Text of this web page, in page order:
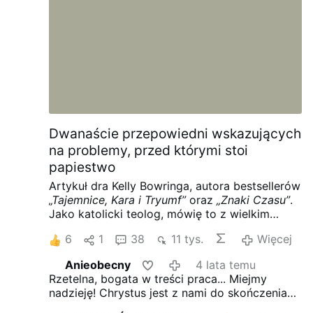
Dwanaście przepowiedni wskazujących
na problemy, przed którymi stoi
papiestwo
Artykuł dra Kelly Bowringa, autora bestsellerów
„Tajemnice, Kara i Tryumf”oraz„Znaki Czasu”.
Jako katolicki teolog, mówię to z wielkim
mnie, zanim wyciągnie własne wnioski. Dla
coraz bardziej i bardziej oczywistym wraz z
upływem roku, że niektóre z działań i nauk
papieża Franciszka wzbudziły uzasadnione i
6 1 38 11 tys.
Więcej
Anieobecny
4 lata temu
Rzetelna, bogata w treści praca... Miejmy
nadzieję! Chrystus jest z nami do skończenia